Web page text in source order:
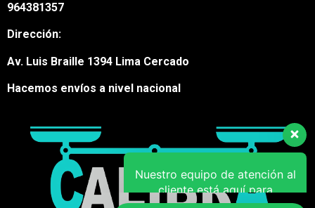
964381357
Dirección:
Av. Luis Braille 1394 Lima Cercado
Hacemos envíos a nivel nacional
responder a sus preguntas.